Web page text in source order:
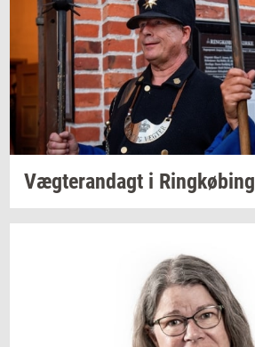
Væg­te­ran­dagt i Ring­kø­bing